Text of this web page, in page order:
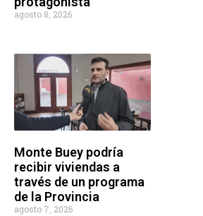
agosto 8, 2026
Monte Buey podría
recibir viviendas a
través de un programa
de la Provincia
agosto 7, 2026